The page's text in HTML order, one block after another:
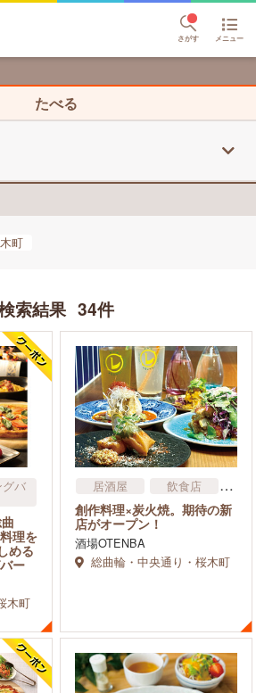
さがす メニュー
たべる
町
索結果 34件
バ
理を
める
ー
木町
居酒屋
飲食店
2次会の飲食店
創作料理×炭火焼。期待の新
店がオープン！
酒場OTENBA
総曲輪・中央通り・桜木町